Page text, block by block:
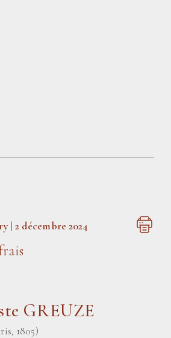
| 2 décembre 2024
GREUZE
1805)